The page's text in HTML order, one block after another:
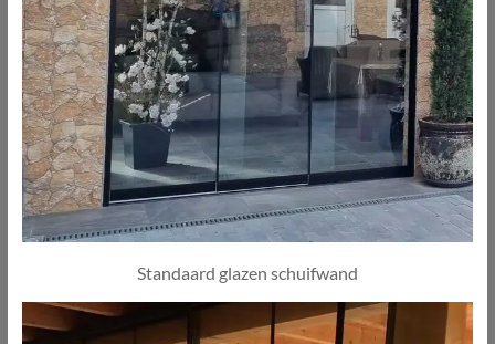
Standaard glazen schuifwand